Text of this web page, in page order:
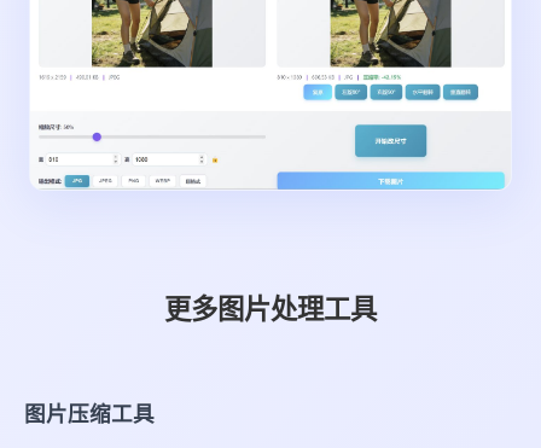
更多图片处理工具
图片压缩工具